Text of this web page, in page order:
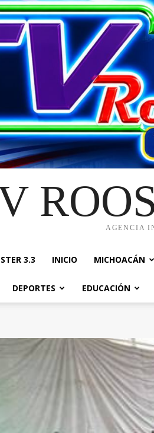
AGENCIA
3.3 INICIO MICHOACÁN
DEPORTES EDUCACIÓN